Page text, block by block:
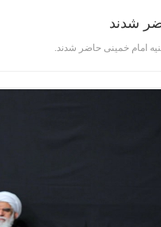
شدند
امام خمینی حاضر شدند.